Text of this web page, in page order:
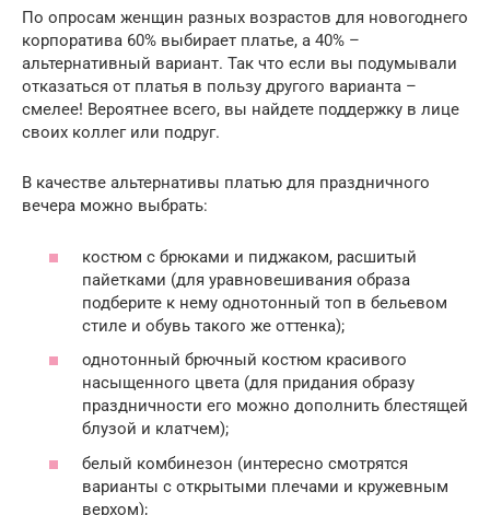
По опросам женщин разных возрастов для новогоднего
корпоратива 60% выбирает платье, а 40% –
альтернативный вариант. Так что если вы подумывали
отказаться от платья в пользу другого варианта –
смелее! Вероятнее всего, вы найдете поддержку в лице
своих коллег или подруг.
В качестве альтернативы платью для праздничного
вечера можно выбрать:
костюм с брюками и пиджаком, расшитый
пайетками (для уравновешивания образа
подберите к нему однотонный топ в бельевом
стиле и обувь такого же оттенка);
однотонный брючный костюм красивого
насыщенного цвета (для придания образу
праздничности его можно дополнить блестящей
блузой и клатчем);
белый комбинезон (интересно смотрятся
варианты с открытыми плечами и кружевным
верхом);